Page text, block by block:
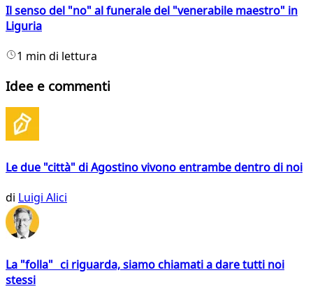
Il senso del "no" al funerale del "venerabile maestro" in
Liguria
1 min di lettura
Idee e commenti
Le due "città" di Agostino vivono entrambe dentro di noi
di Luigi Alici
La "folla" ci riguarda, siamo chiamati a dare tutti noi
stessi